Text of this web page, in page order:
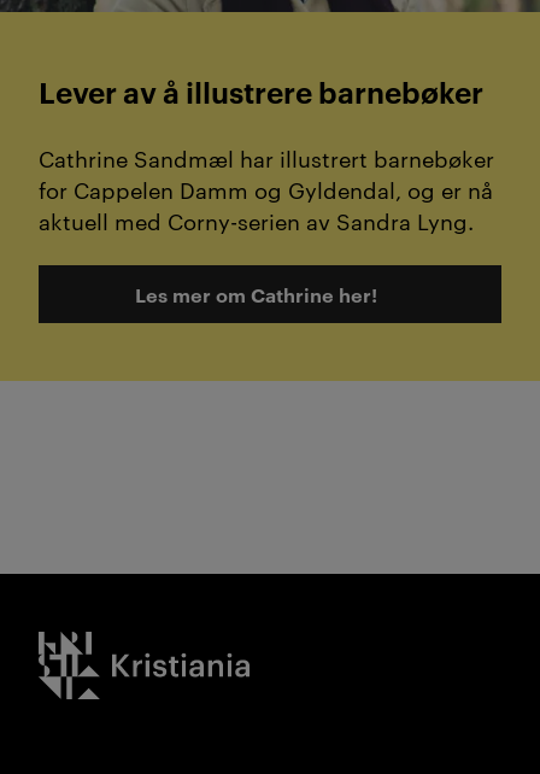
Lever av å illustrere barnebøker
Cathrine Sandmæl har illustrert barnebøker
for Cappelen Damm og Gyldendal, og er nå
aktuell med Corny-serien av Sandra Lyng.
Les mer om Cathrine her!
Kristiania logo